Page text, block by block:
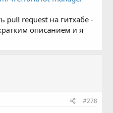
pull request на гитхабе -
описанием и я
#278